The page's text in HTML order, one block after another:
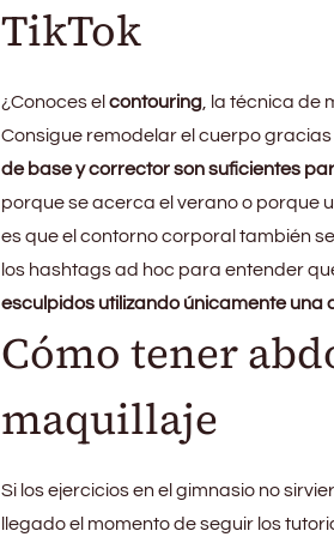
TikTok
¿Conoces el contouring , la técnica de
Consigue remodelar el cuerpo gracias
de base y corrector son suficientes
porque se acerca el verano o porque
es que el contorno corporal también
los hashtags ad hoc para entender
esculpidos utilizando únicamente
Cómo tener
maquillaje
Si los ejercicios en el gimnasio no
llegado el momento de seguir los